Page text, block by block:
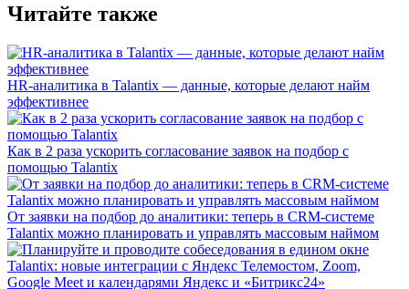
Читайте также
HR-аналитика в Talantix — данные, которые делают найм
эффективнее
Как в 2 раза ускорить согласование заявок на подбор с
помощью Talantix
От заявки на подбор до аналитики: теперь в CRM-системе
Talantix можно планировать и управлять массовым наймом